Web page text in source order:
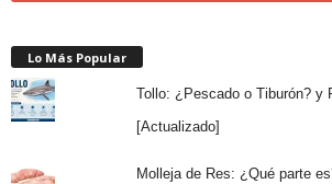
Lo Más Popular
Tollo: ¿Pescado o Tiburón? y
[Actualizado]
Molleja de Res: ¿Qué parte